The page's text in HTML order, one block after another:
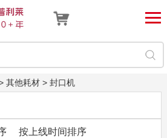
其他耗材> 封口机
按上线时间排序